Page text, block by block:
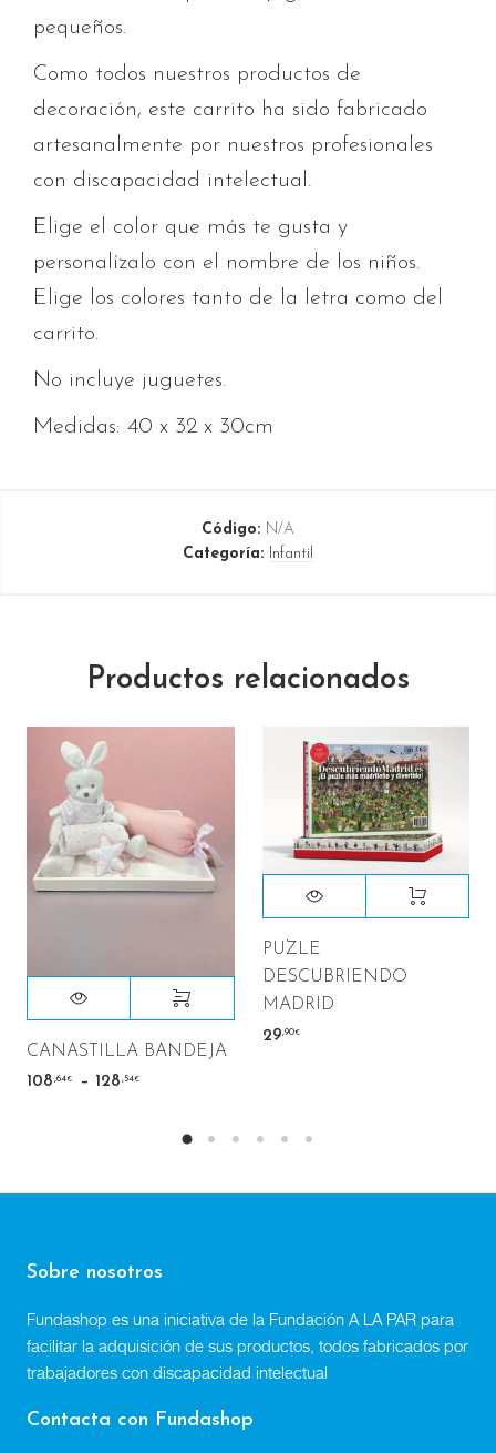
pequeños.
Como todos nuestros productos de
decoración, este carrito ha sido fabricado
artesanalmente por nuestros profesionales
con discapacidad intelectual.
Elige el color que más te gusta y
personalízalo con el nombre de los niños.
Elige los colores tanto de la letra como del
carrito.
No incluye juguetes.
Medidas: 40 x 32 x 30cm
Código: N/A
Categoría: Infantil
Productos relacionados
CANASTILLA BANDEJA
108 ,64€ – 128 ,54€
PUZLE
DESCUBRIENDO
MADRID
29,90€
Sobre nosotros
Fundashop es una iniciativa de la Fundación A LA PAR para
facilitar la adquisición de sus productos, todos fabricados por
trabajadores con discapacidad intelectual
Contacta con Fundashop